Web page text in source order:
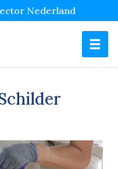
Nederland